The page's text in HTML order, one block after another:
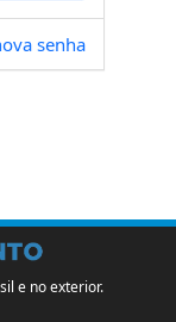
senha
e no exterior.